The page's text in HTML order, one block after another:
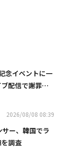
念イベントに一
配信で謝罪
2026/08/08 08:39
ー、韓国でラ
調査